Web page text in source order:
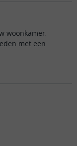
woonkamer,
met een